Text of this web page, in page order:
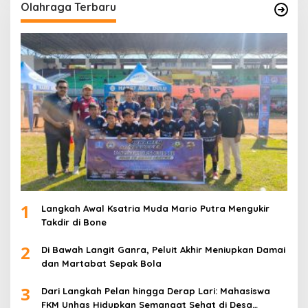
Olahraga Terbaru
1
Langkah Awal Ksatria Muda Mario Putra Mengukir
Takdir di Bone
2
Di Bawah Langit Ganra, Peluit Akhir Meniupkan Damai
dan Martabat Sepak Bola
3
Dari Langkah Pelan hingga Derap Lari: Mahasiswa
FKM Unhas Hidupkan Semangat Sehat di Desa